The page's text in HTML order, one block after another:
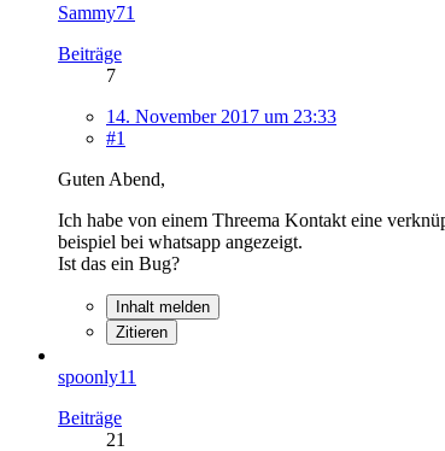
Sammy71
Beiträge
7
14. November 2017 um 23:33
#1
Guten Abend,
Ich habe von einem Threema Kontakt eine
beispiel bei whatsapp angezeigt.
Ist das ein Bug?
Inhalt melden
Zitieren
spoonly11
Beiträge
21